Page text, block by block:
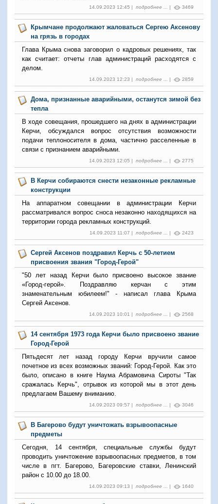
14.09.2023 12:45 | подробнее ... | 3469
Крымчане продолжают жаловаться Сергею Аксенову
на грязь в городах
Глава Крыма снова заговорил о кадровых решениях, так
как считает: отчеты глав администраций расходятся с
делом.
14.09.2023 12:23 | подробнее ... | 2859
Дома, признанные аварийными, останутся зимой без
тепла
В ходе совещания, прошедшего на днях в администрации
Керчи, обсуждался вопрос отсутствия возможности
подачи теплоносителя в дома, частично расселенные в
связи с признанием аварийными.
14.09.2023 12:05 | подробнее ... | 2775
В Керчи собираются снести незаконные рекламные
конструкции
На аппаратном совещании в администрации Керчи
рассматривался вопрос сноса незаконно находящихся на
территории города рекламных конструкций.
14.09.2023 11:07 | подробнее ... | 2423
Сергей Аксенов поздравил Керчь с 50-летием
присвоения звания "Город-Герой"
"50 лет назад Керчи было присвоено высокое звание
«Город-герой». Поздравляю керчан с этим
знаменательным юбилеем!" - написал глава Крыма
Сергей Аксенов.
14.09.2023 10:01 | подробнее ... | 2568
14 сентября 1973 года Керчи было присвоено звание
Город-Герой
Пятьдесят лет назад городу Керчи вручили самое
почетное из всех возможных званий: Город-Герой. Как это
было, описано в книге Наума Абрамовича Сироты "Так
сражалась Керчь", отрывок из которой мы в этот день
предлагаем Вашему вниманию.
14.09.2023 09:57 | подробнее ... | 3046
В Багерово будут уничтожать взрывоопасные
предметы
Сегодня, 14 сентября, специальные службы будут
проводить уничтожение взрывоопасных предметов, в том
числе в пгт. Багерово, Багеровские ставки, Ленинский
район с 10.00 до 18.00.
14.09.2023 09:13 | подробнее ... | 1640